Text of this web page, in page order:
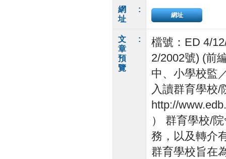
網
址
:
網址
文
章
預
覽
:
檔號：ED 4/
2/2002號) (前
中、小學校監
入讀群育學校/
http://
） 群育學校/
務，以及轉介
群育學校旨在